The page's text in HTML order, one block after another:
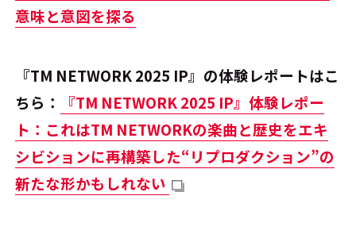
意味と意図を探る
『TM NETWORK 2025 IP』の体験レポートはこ
ちら：
『TM NETWORK 2025 IP』体験レポー
ト：これはTM NETWORKの楽曲と歴史をエキ
シビションに再構築した“リプロダクション”の
新たな形かもしれない